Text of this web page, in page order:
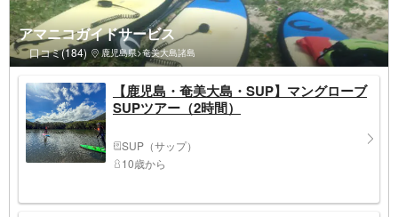
アマニコガイドサービス
口コミ(184) 鹿児島県>奄美大島諸島
【鹿児島・奄美大島・SUP】マングローブ
SUPツアー（2時間）
SUP（サップ）
10歳から